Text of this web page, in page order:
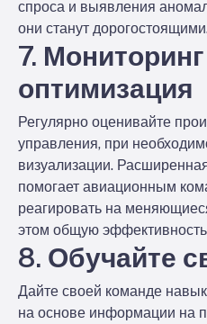
спроса и выявления
они станут
7.
оптимизация
Регулярно оценивайте
управления, при
визуализации.
помогает авиационным
реагировать на
этом общую
8. Обучайте
Дайте своей команде
на основе информации на